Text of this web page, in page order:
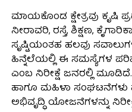
ಮಾಯಕೊಂಡ ಕ್ಷೇತ್ರವು ಕೃಷಿ
ನೀರಾವರಿ, ರಸ್ತೆ, ಶಿಕ್ಷಣ,
ಸೃಷ್ಟಿಯಂತಹ ಹಲವು
ಹಿನ್ನೆಲೆಯಲ್ಲಿ ಈ ಸಮಸ್ಯೆಗಳ
ಎಂಬ ನಿರೀಕ್ಷೆ ಜನರಲ್ಲಿ
ಹಾಗೂ ಮಹಿಳಾ ಸಂಘಟನೆಗಳು
ಅಭಿವೃದ್ಧಿ ಯೋಜನೆಗಳನ್ನು